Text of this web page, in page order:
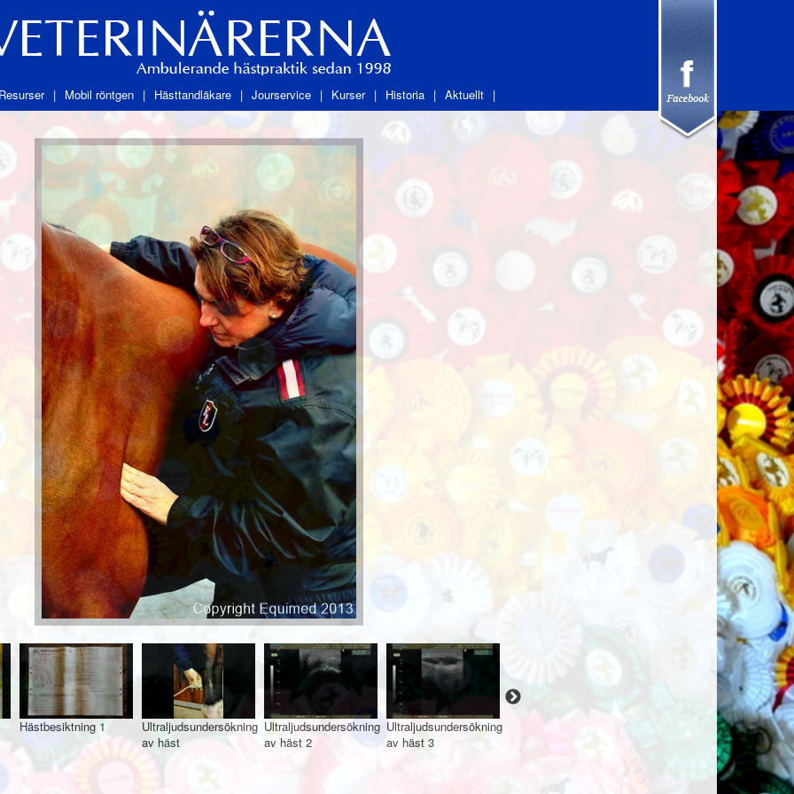
Resurser Mobil röntgen Hästtandläkare Jourservice Kurser Historia Aktuellt
Hästbesiktning 1
Ultraljudsundersökning
av häst
Ultraljudsundersökning
av häst 2
Ultraljudsundersökning
av häst 3
Hovslageri